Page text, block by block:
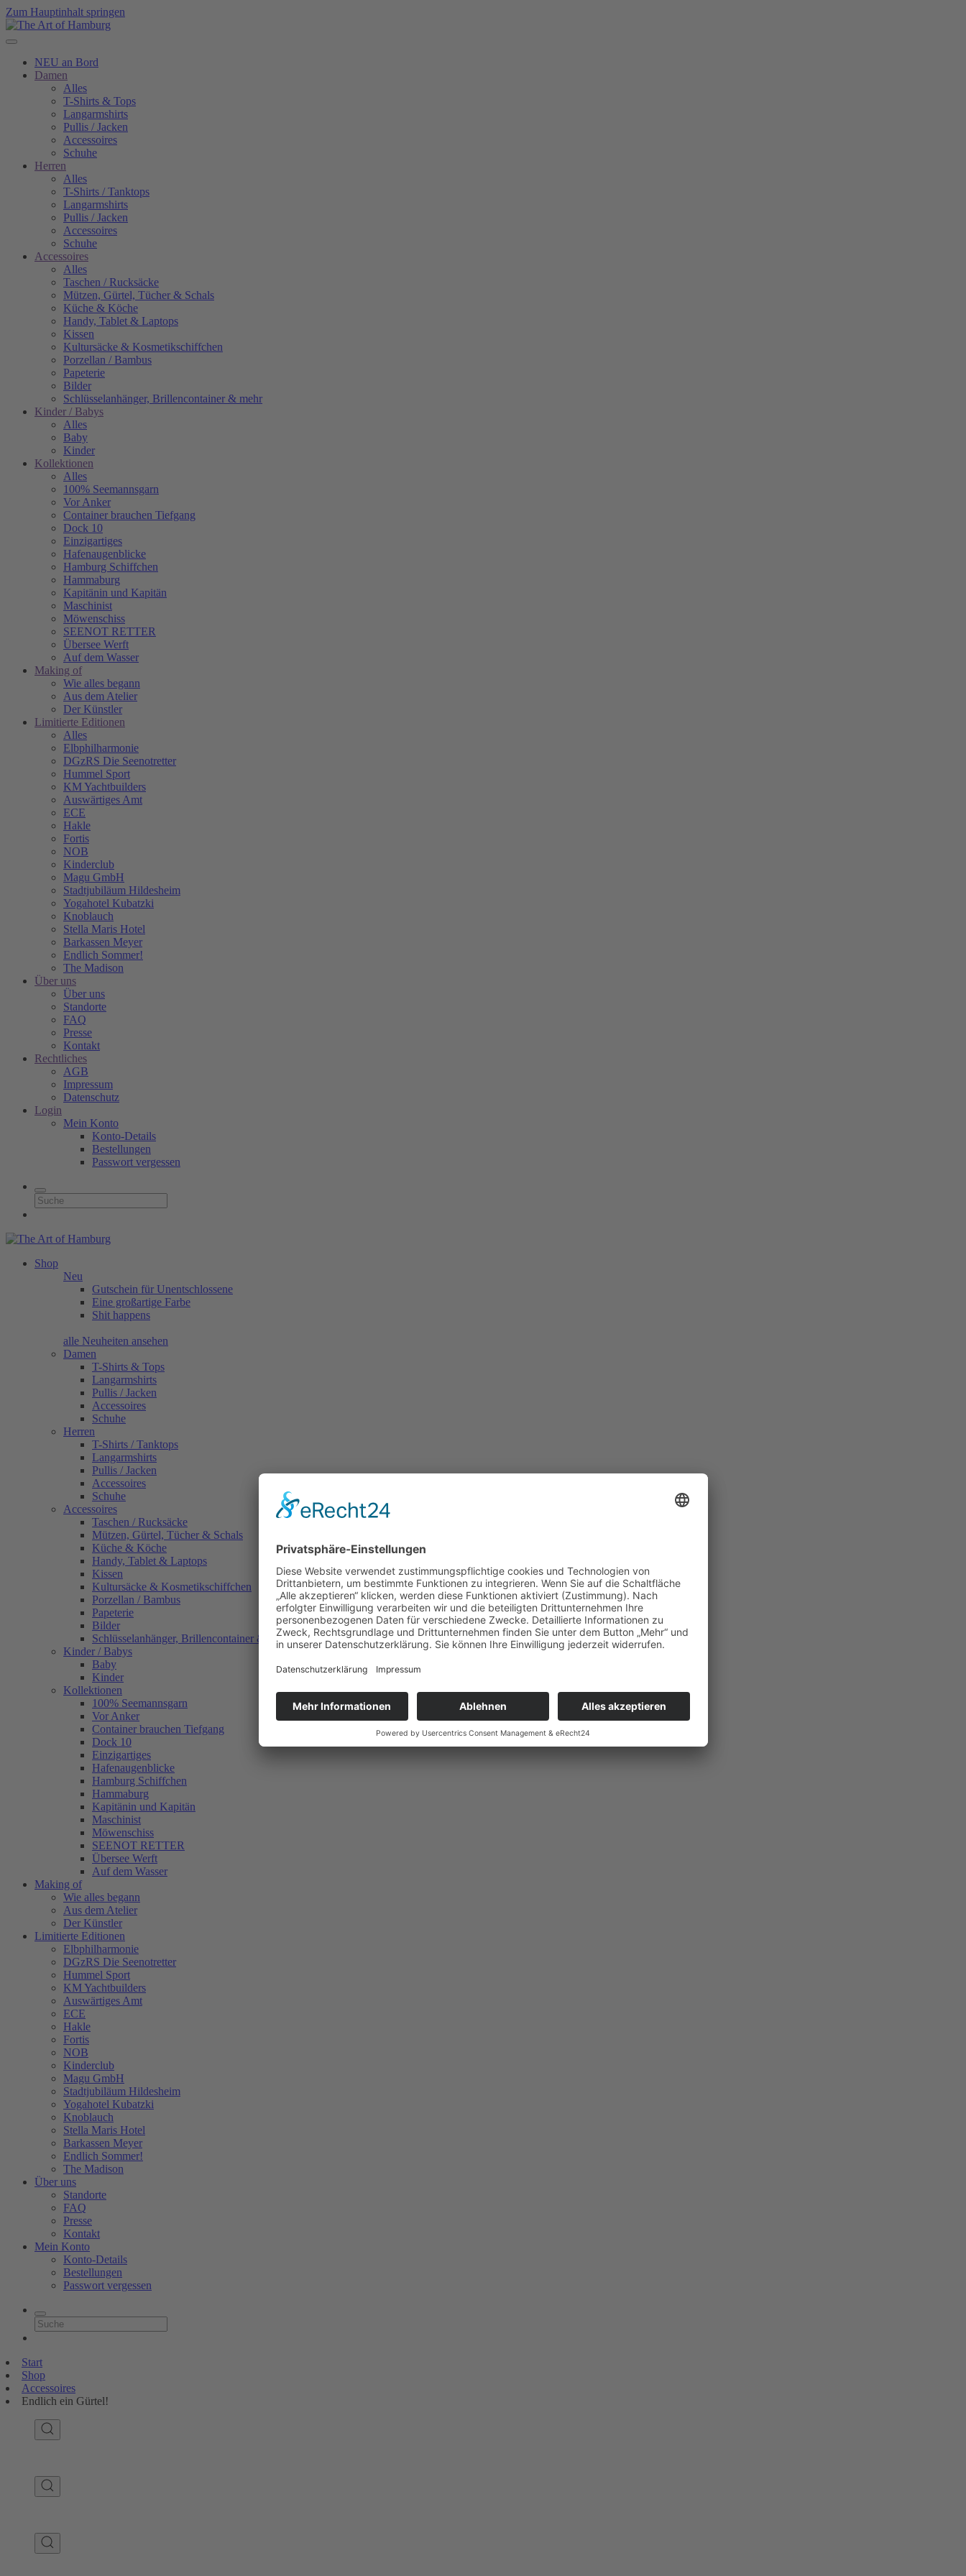
Zum Hauptinhalt springen
NEU an Bord
Damen
Alles
T-Shirts & Tops
Langarmshirts
Pullis / Jacken
Accessoires
Schuhe
Herren
Alles
T-Shirts / Tanktops
Langarmshirts
Pullis / Jacken
Accessoires
Schuhe
Accessoires
Alles
Taschen / Rucksäcke
Mützen, Gürtel, Tücher & Schals
Küche & Köche
Handy, Tablet & Laptops
Kissen
Kultursäcke & Kosmetikschiffchen
Porzellan / Bambus
Papeterie
Bilder
Schlüsselanhänger, Brillencontainer & mehr
Kinder / Babys
Alles
Baby
Kinder
Kollektionen
Alles
100% Seemannsgarn
Vor Anker
Container brauchen Tiefgang
Dock 10
Einzigartiges
Hafenaugen­blicke
Hamburg Schiffchen
Hammaburg
Kapitänin und Kapitän
Maschinist
Möwenschiss
SEENOT RETTER
Übersee Werft
Auf dem Wasser
Making of
Wie alles begann
Aus dem Atelier
Der Künstler
Limitierte Editionen
Alles
Elbphilharmonie
DGzRS Die Seenotretter
Hummel Sport
KM Yachtbuilders
Auswärtiges Amt
ECE
Hakle
Fortis
NOB
Kinderclub
Magu GmbH
Stadtjubiläum Hildesheim
Yogahotel Kubatzki
Knoblauch
Stella Maris Hotel
Barkassen Meyer
Endlich Sommer!
The Madison
Über uns
Über uns
Standorte
FAQ
Presse
Kontakt
Rechtliches
AGB
Impressum
Datenschutz
Login
Mein Konto
Konto-Details
Bestellungen
Passwort vergessen
Shop
Neu
Gutschein für Unentschlossene
Eine großartige Farbe
Shit happens
alle Neuheiten ansehen
Damen
T-Shirts & Tops
Langarmshirts
Pullis / Jacken
Accessoires
Schuhe
Herren
T-Shirts / Tanktops
Langarmshirts
Pullis / Jacken
Accessoires
Schuhe
Accessoires
Taschen / Rucksäcke
Mützen, Gürtel, Tücher & Schals
Küche & Köche
Handy, Tablet & Laptops
Kissen
Kultursäcke & Kosmetikschiffchen
Porzellan / Bambus
Papeterie
Bilder
Schlüsselanhänger, Brillencontainer & mehr
Kinder / Babys
Baby
Kinder
Kollektionen
100% Seemannsgarn
Vor Anker
Container brauchen Tiefgang
Dock 10
Einzigartiges
Hafenaugen­blicke
Hamburg Schiffchen
Hammaburg
Kapitänin und Kapitän
Maschinist
Möwenschiss
SEENOT RETTER
Übersee Werft
Auf dem Wasser
Making of
Wie alles begann
Aus dem Atelier
Der Künstler
Limitierte Editionen
Elbphilharmonie
DGzRS Die Seenotretter
Hummel Sport
KM Yachtbuilders
Auswärtiges Amt
ECE
Hakle
Fortis
NOB
Kinderclub
Magu GmbH
Stadtjubiläum Hildesheim
Yogahotel Kubatzki
Knoblauch
Stella Maris Hotel
Barkassen Meyer
Endlich Sommer!
The Madison
Über uns
Standorte
FAQ
Presse
Kontakt
Mein Konto
Konto-Details
Bestellungen
Passwort vergessen
Start
Shop
Accessoires
Endlich ein Gürtel!